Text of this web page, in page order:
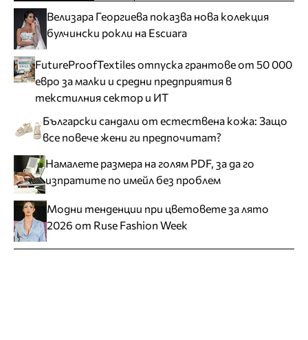
Велизара Георгиева показва нова колекция
булчински рокли на Escuara
FutureProofTextiles отпуска грантове от 50 000
евро за малки и средни предприятия в
текстилния сектор и ИТ
Български сандали от естествена кожа: Защо
все повече жени ги предпочитат?
Намалете размера на голям PDF, за да го
изпратите по имейл без проблем
Модни тенденции при цветовете за лято
2026 от Ruse Fashion Week